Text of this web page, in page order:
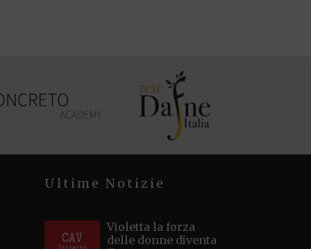
Ultime Notizie
Violetta la forza
delle donne diventa